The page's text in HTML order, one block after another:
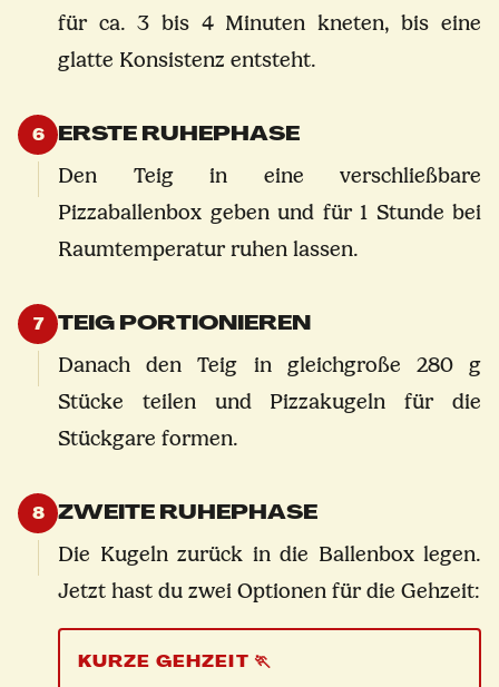
für ca. 3 bis 4 Minuten kneten, bis eine
glatte Konsistenz entsteht.
6 ERSTE RUHEPHASE
Den Teig in eine verschließbare
Pizzaballenbox geben und für 1 Stunde bei
Raumtemperatur ruhen lassen.
7 TEIG PORTIONIEREN
Danach den Teig in gleichgroße 280 g
Stücke teilen und Pizzakugeln für die
Stückgare formen.
8 ZWEITE RUHEPHASE
Die Kugeln zurück in die Ballenbox legen.
Jetzt hast du zwei Optionen für die Gehzeit:
KURZE GEHZEIT 🏃